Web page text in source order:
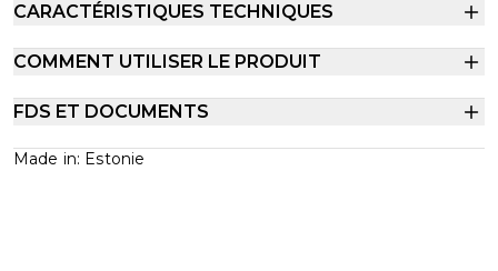
CARACTÉRISTIQUES TECHNIQUES
COMMENT UTILISER LE PRODUIT
FDS ET DOCUMENTS
Made in: Estonie